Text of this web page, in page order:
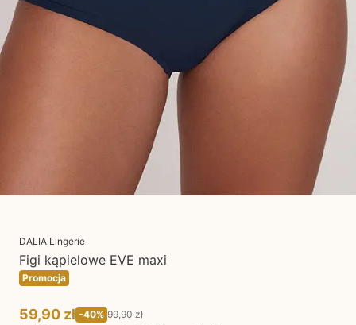
DALIA Lingerie
Figi kąpielowe EVE maxi
Promocja
59,90 zł -40% 99,90 zł